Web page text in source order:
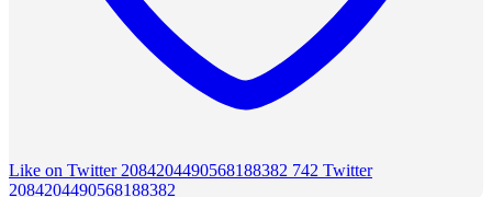
Like on Twitter 2084204490568188382 742 Twitter
2084204490568188382